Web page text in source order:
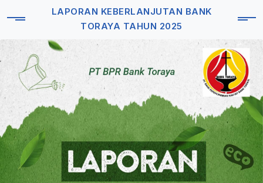
LAPORAN KEBERLANJUTAN BANK
TORAYA TAHUN 2025